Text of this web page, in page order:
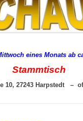
eines Monats ab
Stammtisch
10, 27243 Harpstedt –